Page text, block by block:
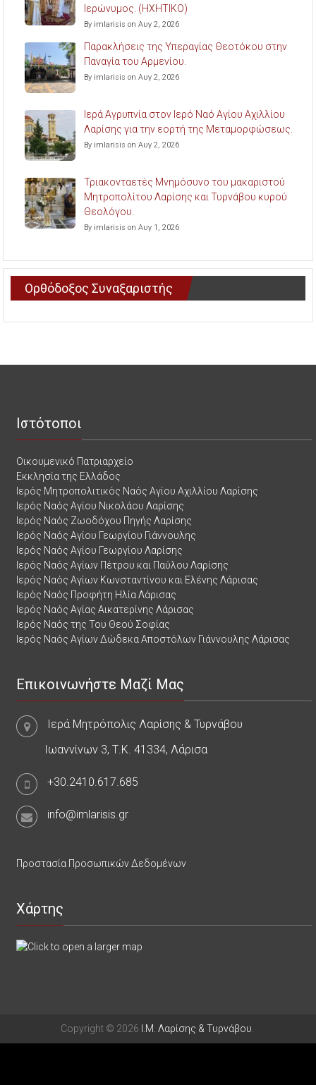
Ιερώνυμος. (ΗΧΗΤΙΚΟ)
By imlarisis on Αυγ 2, 2026
Παρακλήσεις της Υπεραγίας Θεοτόκου στην
Παναγία του Αρμενίου.
By imlarisis on Αυγ 2, 2026
Ιερά Αγρυπνία στον Ιερό Ναό Αγίου Αχιλλίου
Λαρίσης για την εορτή της Μεταμορφώσεως.
By imlarisis on Αυγ 2, 2026
Τριακονταετές Μνημόσυνο του μακαριστού
Μητροπολίτου Λαρίσης και Τυρνάβου κυρού
Θεολόγου.
By imlarisis on Αυγ 1, 2026
Ορθόδοξος Συναξαριστής
Ιστότοποι
Οικουμενικό Πατριαρχείο
Εκκλησία της Ελλάδος
Ιερός Μητροπολιτικός Ναός Αγίου Αχιλλίου Λαρίσης
Ιερός Ναός Αγίου Νικολάου Λαρίσης
Ιερός Ναός Ζωοδόχου Πηγής Λαρίσης
Ιερός Ναός Αγίου Γεωργίου Γιάννουλης
Ιερός Ναός Αγίου Γεωργίου Λαρίσης
Ιερός Ναός Αγίων Πέτρου και Παύλου Λαρίσης
Ιερός Ναός Αγίων Κωνσταντίνου και Ελένης Λάρισας
Ιερός Ναός Προφήτη Ηλία Λάρισας
Ιερός Ναός Αγίας Αικατερίνης Λάρισας
Ιερός Ναός της Του Θεού Σοφίας
Ιερός Ναός Αγίων Δώδεκα Αποστόλων Γιάννουλης Λάρισας
Επικοινωνήστε Μαζί Μας
Ιερά Μητρόπολις Λαρίσης & Τυρνάβου
Ιωαννίνων 3, Τ.Κ. 41334, Λάρισα
+30.2410.617.685
info@imlarisis.gr
Προστασία Προσωπικών Δεδομένων
Χάρτης
Copyright © 2026 Ι.Μ. Λαρίσης & Τυρνάβου.